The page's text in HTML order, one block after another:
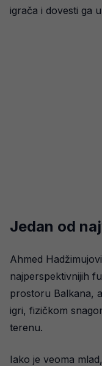
igrača i dovesti ga
Jedan od
Ahmed
najperspektivnijih
prostoru Balkana,
igri, fizičkom
terenu.
Iako je veoma